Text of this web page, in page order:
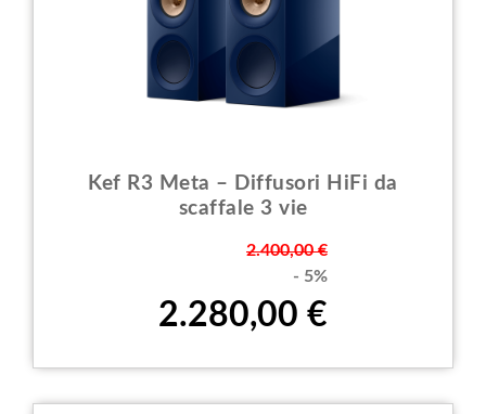
Kef R3 Meta – Diffusori HiFi da
scaffale 3 vie
2.400,00 €
- 5%
2.280,00 €